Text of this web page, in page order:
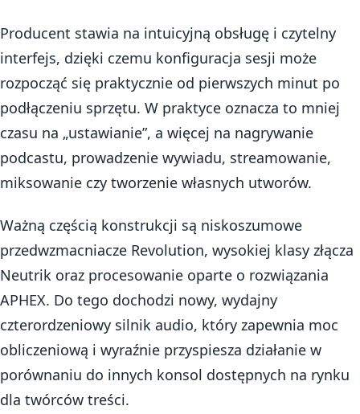
Producent stawia na intuicyjną obsługę i czytelny
interfejs, dzięki czemu konfiguracja sesji może
rozpocząć się praktycznie od pierwszych minut po
podłączeniu sprzętu. W praktyce oznacza to mniej
czasu na „ustawianie”, a więcej na nagrywanie
podcastu, prowadzenie wywiadu, streamowanie,
miksowanie czy tworzenie własnych utworów.
Ważną częścią konstrukcji są niskoszumowe
przedwzmacniacze Revolution, wysokiej klasy złącza
Neutrik oraz procesowanie oparte o rozwiązania
APHEX. Do tego dochodzi nowy, wydajny
czterordzeniowy silnik audio, który zapewnia moc
obliczeniową i wyraźnie przyspiesza działanie w
porównaniu do innych konsol dostępnych na rynku
dla twórców treści.